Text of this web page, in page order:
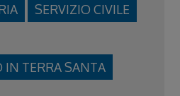
SERVIZIO CIVILE
IN TERRA SANTA